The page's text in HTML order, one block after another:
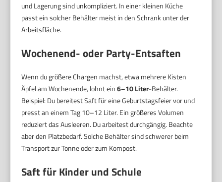
und Lagerung sind unkompliziert. In einer kleinen Küche
passt ein solcher Behälter meist in den Schrank unter der
Arbeitsfläche.
Wochenend- oder Party-Entsaften
Wenn du größere Chargen machst, etwa mehrere Kisten
Äpfel am Wochenende, lohnt ein6–10 Liter-Behälter.
Beispiel: Du bereitest Saft für eine Geburtstagsfeier vor und
presst an einem Tag 10–12 Liter. Ein größeres Volumen
reduziert das Ausleeren. Du arbeitest durchgängig. Beachte
aber den Platzbedarf. Solche Behälter sind schwerer beim
Transport zur Tonne oder zum Kompost.
Saft für Kinder und Schule